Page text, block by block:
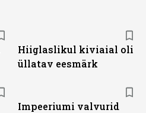
Hiiglaslikul kiviaial oli
üllatav eesmärk
Impeeriumi valvurid